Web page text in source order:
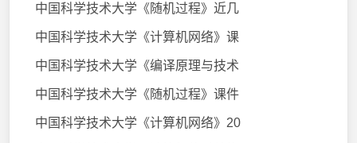
中国科学技术大学《随机过程》近几
中国科学技术大学《计算机网络》课
中国科学技术大学《编译原理与技术
中国科学技术大学《随机过程》课件
中国科学技术大学《计算机网络》20